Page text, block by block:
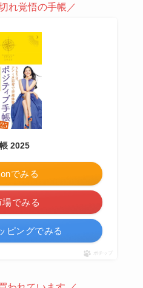
れ覚悟の手帳／
2025
でみる
でみる
ピングでみる
ポチップ